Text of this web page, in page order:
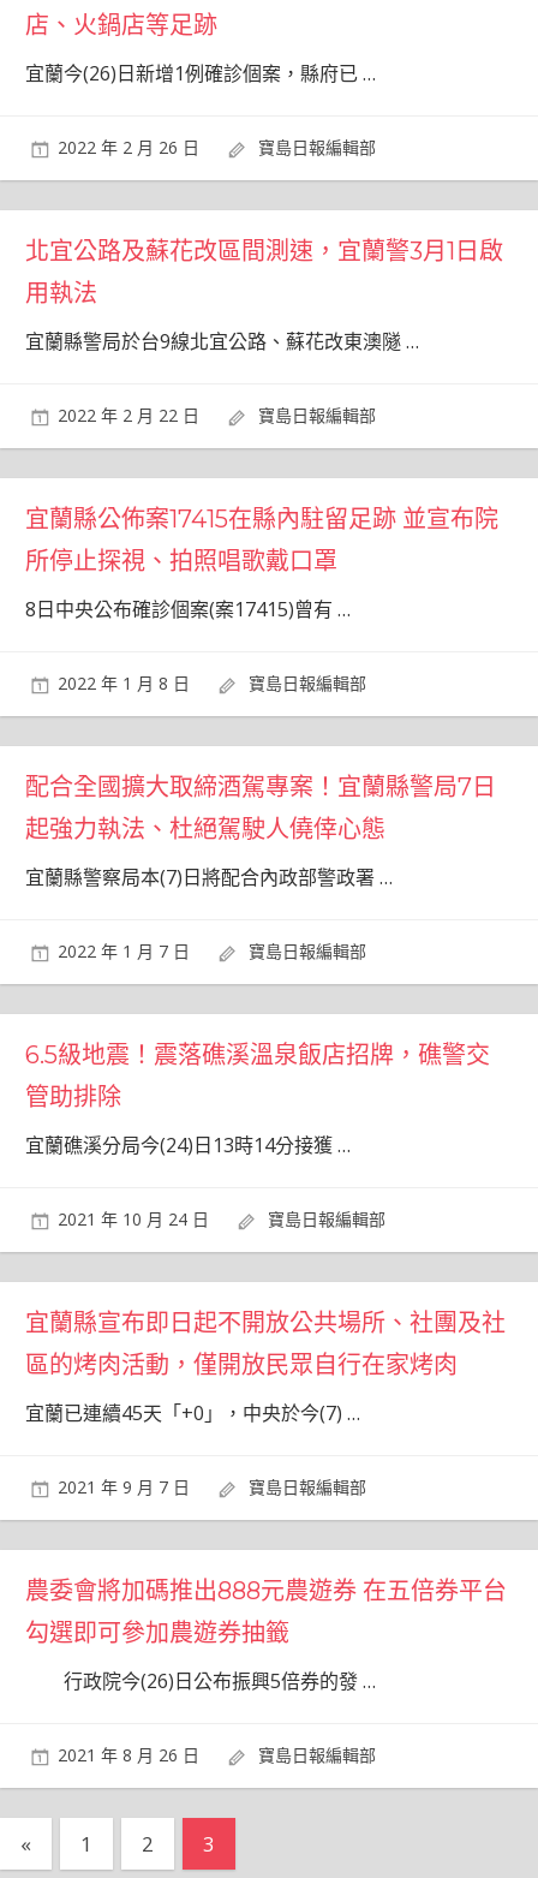
店、火鍋店等足跡
宜蘭今(26)日新增1例確診個案，縣府已…
2022 年 2 月 26 日 寶島日報編輯部
北宜公路及蘇花改區間測速，宜蘭警3月1日啟
用執法
宜蘭縣警局於台9線北宜公路、蘇花改東澳隧…
2022 年 2 月 22 日 寶島日報編輯部
宜蘭縣公佈案17415在縣內駐留足跡 並宣布院
所停止探視、拍照唱歌戴口罩
8日中央公布確診個案(案17415)曾有…
2022 年 1 月 8 日 寶島日報編輯部
配合全國擴大取締酒駕專案！宜蘭縣警局7日
起強力執法、杜絕駕駛人僥倖心態
宜蘭縣警察局本(7)日將配合內政部警政署…
2022 年 1 月 7 日 寶島日報編輯部
6.5級地震！震落礁溪溫泉飯店招牌，礁警交
管助排除
宜蘭礁溪分局今(24)日13時14分接獲…
2021 年 10 月 24 日 寶島日報編輯部
宜蘭縣宣布即日起不開放公共場所、社團及社
區的烤肉活動，僅開放民眾自行在家烤肉
宜蘭已連續45天「+0」，中央於今(7)…
2021 年 9 月 7 日 寶島日報編輯部
農委會將加碼推出888元農遊券 在五倍券平台
勾選即可參加農遊券抽籤
行政院今(26)日公布振興5倍券的發…
2021 年 8 月 26 日 寶島日報編輯部
文
« Previous
1 2 3